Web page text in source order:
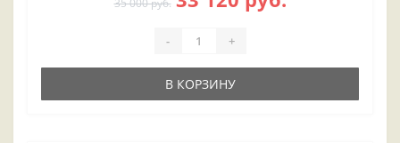
35 000 руб.
- +
В КОРЗИНУ